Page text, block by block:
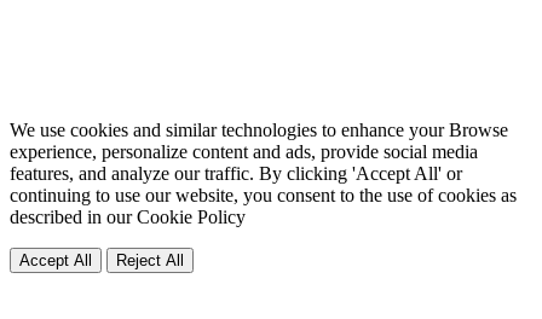
We use cookies and similar technologies to enhance your Browse
experience, personalize content and ads, provide social media
features, and analyze our traffic. By clicking 'Accept All' or
continuing to use our website, you consent to the use of cookies as
described in ourCookie Policy
Accept All Reject All